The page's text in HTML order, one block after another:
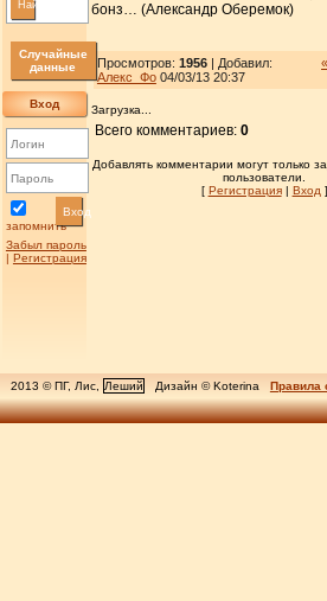
Найти
Случайные
данные
Вход
запомнить
Вход
Забыл пароль
| Регистрация
бонз… (Александр Оберемок)
Просмотров: 1956| Добавил:
Алекс_Фо04/03/13 20:37
Загрузка...
Всего комментариев:0
Добавлять комментарии могут только
пользователи.
[ Регистрация| Вход ]
2013 © ПГ, Лис, Леший Дизайн © Koterina
Правила